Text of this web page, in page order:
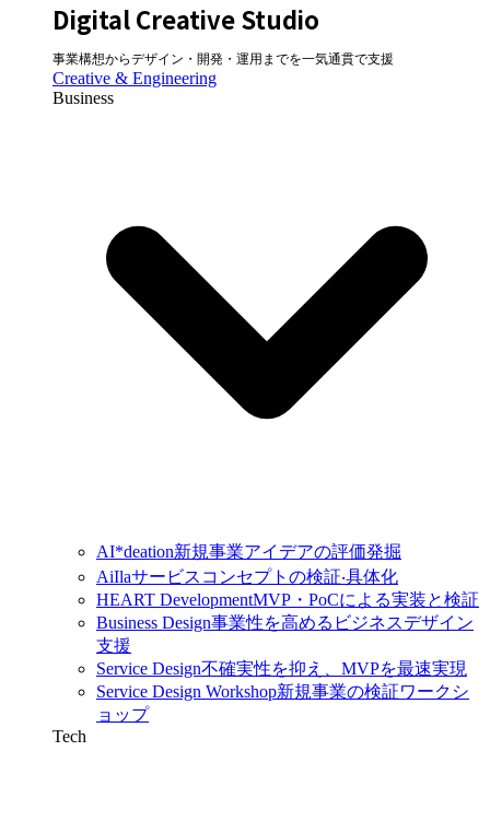
Digital Creative Studio
事業構想からデザイン・開発・運用までを一気通貫で支援
Creative & Engineering
Business
AI*deation新規事業アイデアの評価発掘
AiIlaサービスコンセプトの検証‧具体化
HEART DevelopmentMVP・PoCによる実装と検証
Business Design事業性を高めるビジネスデザイン
支援
Service Design不確実性を抑え、MVPを最速実現
Service Design Workshop新規事業の検証ワークシ
ョップ
Tech